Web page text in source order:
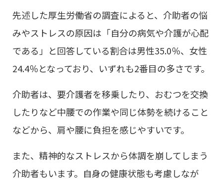
先述した厚生労働省の調査によると、介助者の悩
みやストレスの原因は「自分の病気や介護が心配
である」と回答している割合は男性35.0％、女性
24.4％となっており、いずれも2番目の多さです。
介助者は、要介護者を移乗したり、おむつを交換
したりなど中腰での作業や同じ体勢を続けること
などから、肩や腰に負担を感じやすいです。
また、精神的なストレスから体調を崩してしまう
介助者もいます。自身の健康状態も考慮しなが